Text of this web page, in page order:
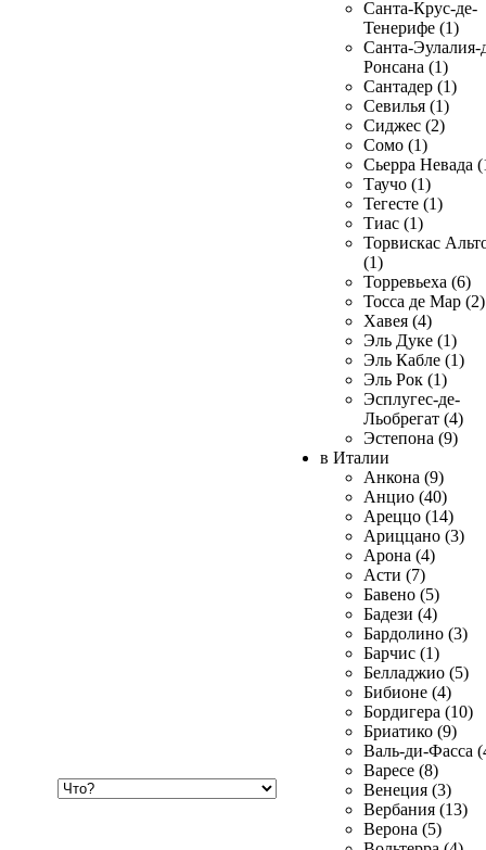
Санта-Крус-де-
Тенерифе (1)
Санта-Эулалия-
Ронсана (1)
Сантадер (1)
Севилья (1)
Сиджес (2)
Сомо (1)
Сьерра Невада
Таучо (1)
Тегесте (1)
Тиас (1)
Торвискас
(1)
Торревьеха (6)
Тосса де Мар (2)
Хавея (4)
Эль Дуке (1)
Эль Кабле (1)
Эль Рок (1)
Эсплугес-де-
Льобрегат (4)
Эстепона (9)
в Италии
Анкона (9)
Анцио (40)
Ареццо (14)
Ариццано (3)
Арона (4)
Асти (7)
Бавено (5)
Бадези (4)
Бардолино (3)
Барчис (1)
Белладжио (5)
Бибионе (4)
Бордигера (10)
Бриатико (9)
Валь-ди-Фасса
Варесе (8)
Венеция (3)
Вербания (13)
Верона (5)